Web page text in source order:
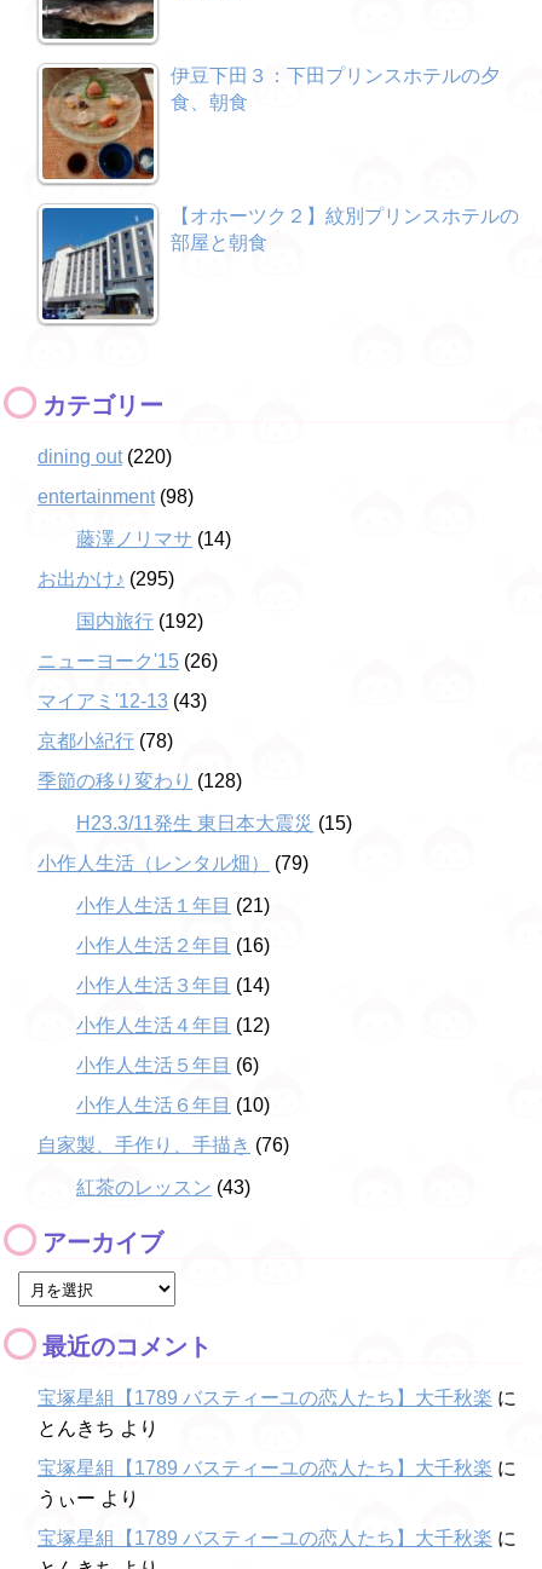
伊豆下田３：下田プリンスホテルの夕
食、朝食
【オホーツク２】紋別プリンスホテルの
部屋と朝食
カテゴリー
dining out(220)
entertainment(98)
藤澤ノリマサ (14)
お出かけ♪ (295)
国内旅行 (192)
ニューヨーク'15 (26)
マイアミ'12-13 (43)
京都小紀行 (78)
季節の移り変わり (128)
H23.3/11発生 東日本大震災 (15)
小作人生活（レンタル畑）
(79)
小作人生活１年目 (21)
小作人生活２年目 (16)
小作人生活３年目 (14)
小作人生活４年目 (12)
小作人生活５年目 (6)
小作人生活６年目 (10)
自家製、手作り、手描き (76)
紅茶のレッスン (43)
アーカイブ
最近のコメント
宝塚星組【1789 バスティーユの恋人たち】大千秋楽 に
とんきち より
宝塚星組【1789 バスティーユの恋人たち】大千秋楽 に
うぃー より
宝塚星組【1789 バスティーユの恋人たち】大千秋楽 に